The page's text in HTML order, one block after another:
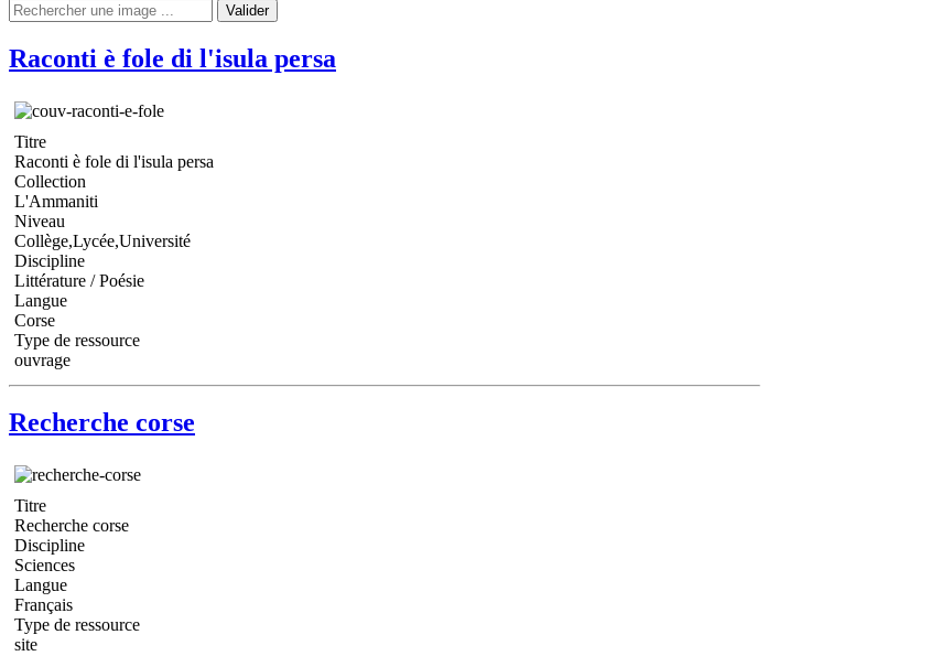
Valider
Raconti è fole di l'isula persa
Titre
Raconti è fole di l'isula persa
Collection
L'Ammaniti
Niveau
Collège,Lycée,Université
Discipline
Littérature / Poésie
Langue
Corse
Type de ressource
ouvrage
Recherche corse
Titre
Recherche corse
Discipline
Sciences
Langue
Français
Type de ressource
site